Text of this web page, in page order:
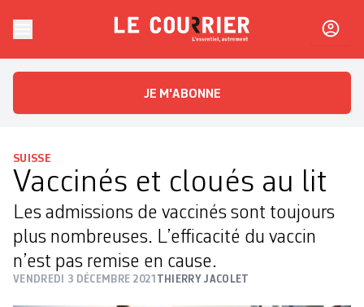
Le CourrierL'essentiel, autrement
JE M'ABONNE
SUISSE
Vaccinés et cloués au lit
Les admissions de vaccinés sont toujours
plus nombreuses. L’efficacité du vaccin
n’est pas remise en cause.
VENDREDI 3 DÉCEMBRE 2021 THIERRY JACOLET